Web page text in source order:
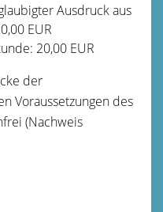
Ausdruck aus
EUR
20,00 EUR
der
Voraussetzungen des
(Nachweis